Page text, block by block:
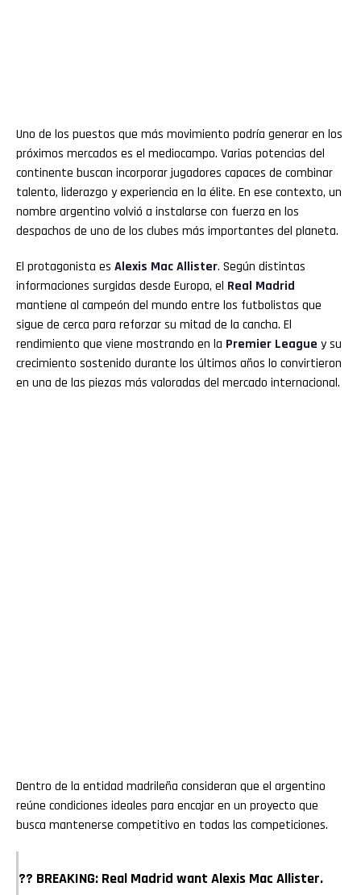
Uno de los puestos que más movimiento podría generar en los
próximos mercados es el mediocampo. Varias potencias del
continente buscan incorporar jugadores capaces de combinar
talento, liderazgo y experiencia en la élite. En ese contexto, un
nombre argentino volvió a instalarse con fuerza en los
despachos de uno de los clubes más importantes del planeta.
El protagonista es Alexis Mac Allister. Según distintas
informaciones surgidas desde Europa, el Real Madrid
mantiene al campeón del mundo entre los futbolistas que
sigue de cerca para reforzar su mitad de la cancha. El
rendimiento que viene mostrando en la Premier League y su
crecimiento sostenido durante los últimos años lo convirtieron
en una de las piezas más valoradas del mercado internacional.
Dentro de la entidad madrileña consideran que el argentino
reúne condiciones ideales para encajar en un proyecto que
busca mantenerse competitivo en todas las competiciones.
?? BREAKING: Real Madrid want Alexis Mac Allister.